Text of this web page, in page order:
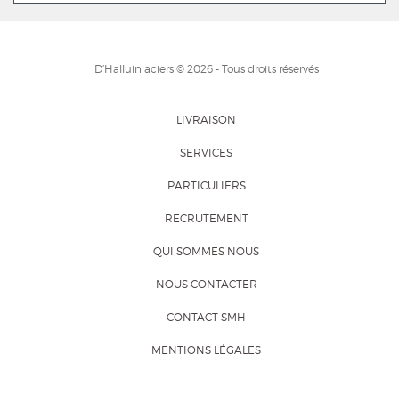
D’Halluin aciers © 2026 - Tous droits réservés
LIVRAISON
SERVICES
PARTICULIERS
RECRUTEMENT
QUI SOMMES NOUS
NOUS CONTACTER
CONTACT SMH
MENTIONS LÉGALES